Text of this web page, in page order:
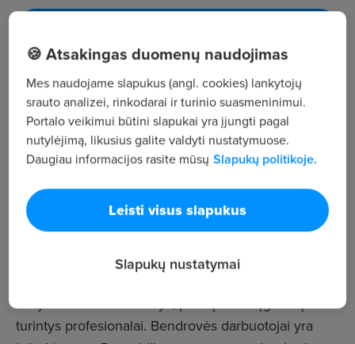
Įmonės aprašymas
15
Darbuotojų sk.
4 297
~2 230 €
Vid. atlyginimas
UAB "Elsista" projektuoja, komplektuoja, diegia ir
prižiūri įvairios paskirties elektroninės saugos
turintys profesionalai. Bendrovės darbuotojai yra
🍪 Atsakingas duomenų naudojimas
Mes naudojame slapukus (angl. cookies) lankytojų
srauto analizei, rinkodarai ir turinio suasmeninimui.
Portalo veikimui būtini slapukai yra įjungti pagal
nutylėjimą, likusius galite valdyti nustatymuose.
Daugiau informacijos rasite mūsų Slapukų politikoje.
Leisti visus slapukus
Slapukų nustatymai